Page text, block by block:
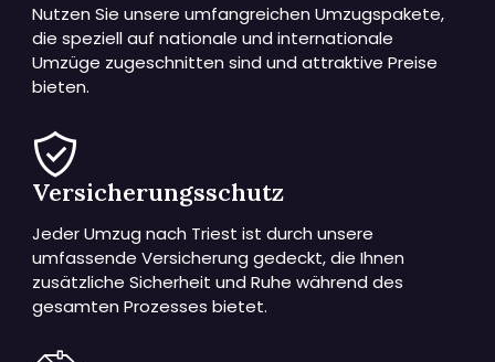
Nutzen Sie unsere umfangreichen Umzugspakete,
die speziell auf nationale und internationale
Umzüge zugeschnitten sind und attraktive Preise
bieten.
Versicherungsschutz
Jeder Umzug nach Triest ist durch unsere
umfassende Versicherung gedeckt, die Ihnen
zusätzliche Sicherheit und Ruhe während des
gesamten Prozesses bietet.